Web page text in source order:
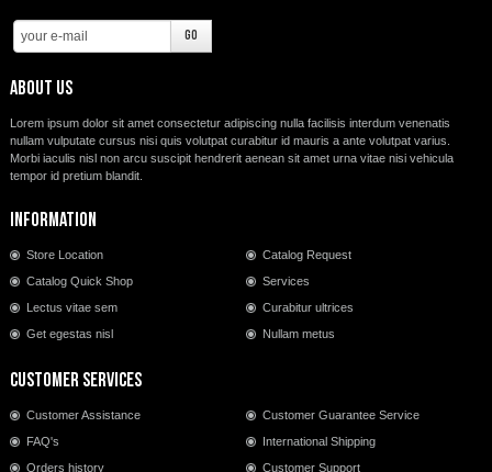
About us
Lorem ipsum dolor sit amet consectetur adipiscing nulla facilisis interdum venenatis
nullam vulputate cursus nisi quis volutpat curabitur id mauris a ante volutpat varius.
Morbi iaculis nisl non arcu suscipit hendrerit aenean sit amet urna vitae nisi vehicula
tempor id pretium blandit.
Information
Store Location
Catalog Request
Catalog Quick Shop
Services
Lectus vitae sem
Curabitur ultrices
Get egestas nisl
Nullam metus
Customer Services
Customer Assistance
Customer Guarantee Service
FAQ's
International Shipping
Orders history
Customer Support